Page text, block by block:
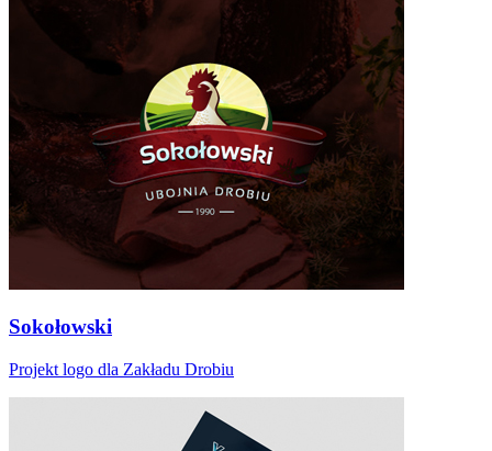
Sokołowski
Projekt logo dla Zakładu Drobiu